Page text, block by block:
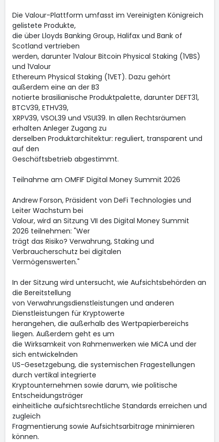
Die Valour-Plattform umfasst im Vereinigten Königreich
gelistete Produkte,
die über Lloyds Banking Group, Halifax und Bank of
Scotland vertrieben
werden, darunter 1Valour Bitcoin Physical Staking (1VBS)
und 1Valour
Ethereum Physical Staking (1VET). Dazu gehört
außerdem eine an der B3
notierte brasilianische Produktpalette, darunter DEFT31,
BTCV39, ETHV39,
XRPV39, VSOL39 und VSUI39. In allen Rechtsräumen
erhalten Anleger Zugang zu
derselben Produktarchitektur: reguliert, transparent und
auf den
Geschäftsbetrieb abgestimmt.
Teilnahme am OMFIF Digital Money Summit 2026
Andrew Forson, Präsident von DeFi Technologies und
Leiter Wachstum bei
Valour, wird an Sitzung VII des Digital Money Summit
2026 teilnehmen: "Wer
trägt das Risiko? Verwahrung, Staking und
Verbraucherschutz bei digitalen
Vermögenswerten."
In der Sitzung wird untersucht, wie Aufsichtsbehörden an
die Bereitstellung
von Verwahrungsdienstleistungen und anderen
Dienstleistungen für Kryptowerte
herangehen, die außerhalb des Wertpapierbereichs
liegen. Außerdem geht es um
die Wirksamkeit von Rahmenwerken wie MiCA und der
sich entwickelnden
US-Gesetzgebung, die systemischen Fragestellungen
durch vertikal integrierte
Kryptounternehmen sowie darum, wie politische
Entscheidungsträger
einheitliche aufsichtsrechtliche Standards erreichen und
zugleich
Fragmentierung sowie Aufsichtsarbitrage minimieren
können.